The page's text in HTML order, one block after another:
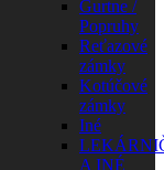
Gurtne /
Popruhy
Reťazové
zámky
Kotúčové
zámky
Iné
A INÉ